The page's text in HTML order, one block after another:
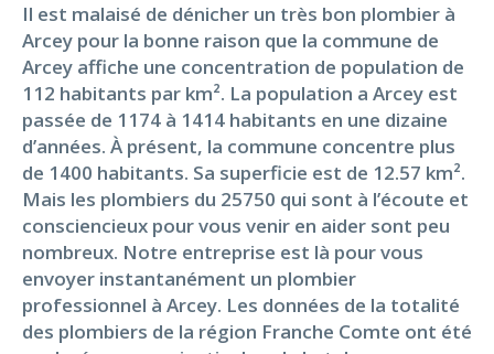
Il est malaisé de dénicher un très bon plombier à
Arcey pour la bonne raison que la commune de
Arcey affiche une concentration de population de
112 habitants par km². La population a Arcey est
passée de 1174 à 1414 habitants en une dizaine
d’années. À présent, la commune concentre plus
de 1400 habitants. Sa superficie est de 12.57 km².
Mais les plombiers du 25750 qui sont à l’écoute et
consciencieux pour vous venir en aider sont peu
nombreux. Notre entreprise est là pour vous
envoyer instantanément un plombier
professionnel à Arcey. Les données de la totalité
des plombiers de la région Franche Comte ont été